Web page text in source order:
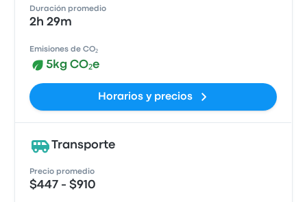
Duración promedio
2h 29m
Emisiones de CO₂
5kg CO₂e
Horarios y precios
Transporte
Precio promedio
$447 - $910